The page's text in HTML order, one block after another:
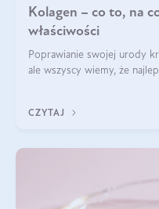
Kolagen – co to, na
właściwości
Poprawianie swojej urody
ale wszyscy wiemy, że
wysokiej jakości suplem
CZYTAJ